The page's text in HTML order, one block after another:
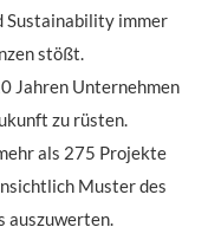
Sustainability immer
stößt.
Jahren Unternehmen
zu rüsten.
als 275 Projekte
Muster des
auszuwerten.